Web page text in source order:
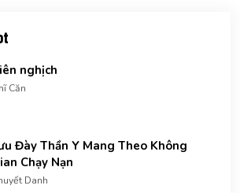
nghịch
Căn
Đày Thần Y Mang Theo Không
Chạy Nạn
Danh